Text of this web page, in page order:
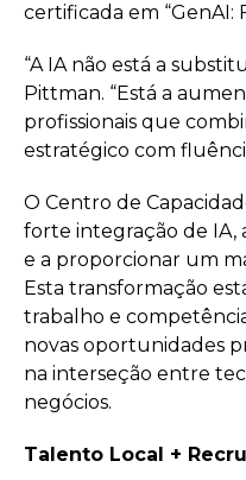
certificada em “GenAI:
“A IA não está a
Pittman. “Está a
profissionais que
estratégico com
O Centro de
forte integração de IA,
e a proporcionar um
Esta transformação
trabalho e
novas oportunidades
na interseção entre
negócios.
Talento Local +